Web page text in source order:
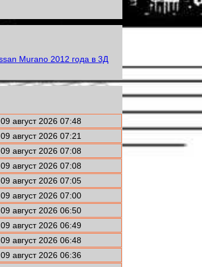
09 август 2026 07:48
09 август 2026 07:21
09 август 2026 07:08
09 август 2026 07:08
09 август 2026 07:05
09 август 2026 07:00
09 август 2026 06:50
09 август 2026 06:49
09 август 2026 06:48
09 август 2026 06:36